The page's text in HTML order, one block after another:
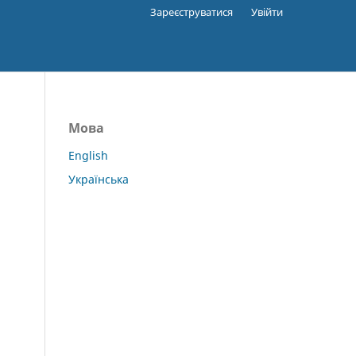
Зареєструватися Увійти
Мова
English
Українська